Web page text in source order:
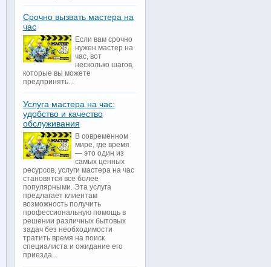
Срочно вызвать мастера на
час
Если вам срочно
нужен мастер на
час, вот
несколько шагов,
которые вы можете
предпринять...
Услуга мастера на час:
удобство и качество
обслуживания
В современном
мире, где время
— это один из
самых ценных
ресурсов, услуги мастера на час
становятся все более
популярными. Эта услуга
предлагает клиентам
возможность получить
профессиональную помощь в
решении различных бытовых
задач без необходимости
тратить время на поиск
специалиста и ожидание его
приезда...